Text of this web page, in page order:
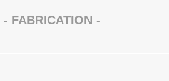
- FABRICATION -